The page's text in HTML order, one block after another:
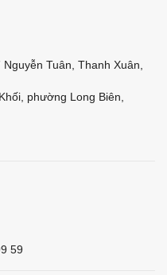
Tuân, Thanh Xuân,
phường Long Biên,
59